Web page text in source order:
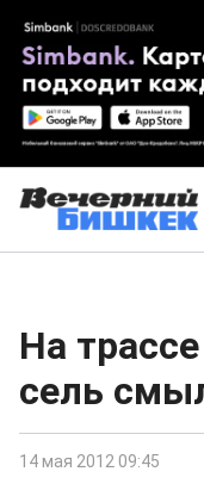
На
сель
14 мая 2012 09:45